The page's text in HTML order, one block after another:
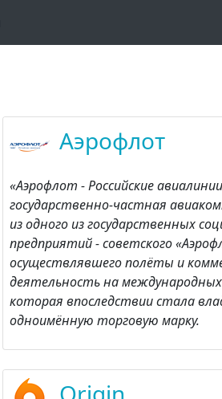
Аэрофлот
«Аэрофлот - Российские
государственно-частная
из одного из государственных
предприятий - советского
осуществлявшего полёты и
деятельность на
которая впоследствии стала
одноимённую торговую марку.